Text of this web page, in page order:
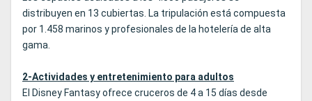
distribuyen en 13 cubiertas. La tripulación está compuesta
por 1.458 marinos y profesionales de la hotelería de alta
gama.
2-Actividades y entretenimiento para adultos
El Disney Fantasy ofrece cruceros de 4 a 15 días desde